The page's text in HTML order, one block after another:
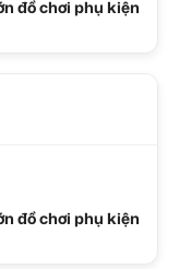
đồ chơi phụ kiện
đồ chơi phụ kiện